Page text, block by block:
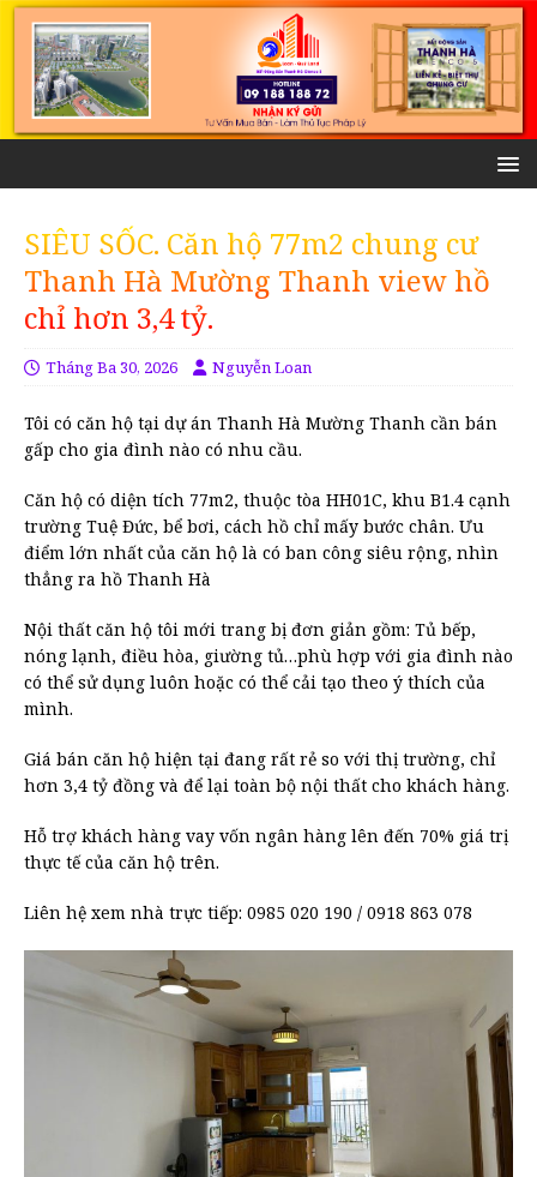
SIÊU SỐC. Căn hộ 77m2 chung cư
Thanh Hà Mường Thanh view hồ
chỉ hơn 3,4 tỷ.
Tháng Ba 30, 2026 Nguyễn Loan
Tôi có căn hộ tại dự án Thanh Hà Mường Thanh cần bán
gấp cho gia đình nào có nhu cầu.
Căn hộ có diện tích 77m2, thuộc tòa HH01C, khu B1.4 cạnh
trường Tuệ Đức, bể bơi, cách hồ chỉ mấy bước chân. Ưu
điểm lớn nhất của căn hộ là có ban công siêu rộng, nhìn
thẳng ra hồ Thanh Hà
Nội thất căn hộ tôi mới trang bị đơn giản gồm: Tủ bếp,
nóng lạnh, điều hòa, giường tủ…phù hợp với gia đình nào
có thể sử dụng luôn hoặc có thể cải tạo theo ý thích của
mình.
Giá bán căn hộ hiện tại đang rất rẻ so với thị trường, chỉ
hơn 3,4 tỷ đồng và để lại toàn bộ nội thất cho khách hàng.
Hỗ trợ khách hàng vay vốn ngân hàng lên đến 70% giá trị
thực tế của căn hộ trên.
Liên hệ xem nhà trực tiếp: 0985 020 190 / 0918 863 078